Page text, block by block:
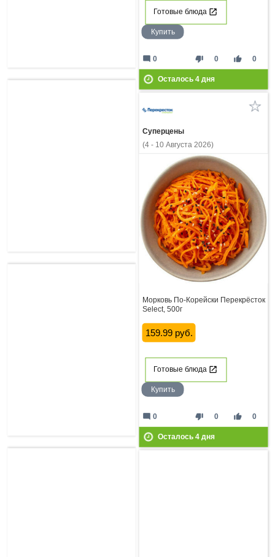
Готовые блюда
Купить
thumb_down 0 thumb_up 0
mode_comment 0
Осталось 4дня
Суперцены
(4 - 10 Августа 2026)
Морковь По-Корейски Перекрёсток
Select, 500г
159.99 руб.
Готовые блюда
Купить
thumb_down 0 thumb_up 0
mode_comment 0
Осталось 4дня